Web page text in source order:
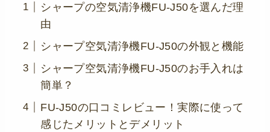
シャープの空気清浄機FU-J50を選んだ理
由
シャープ空気清浄機FU-J50の外観と機能
シャープ空気清浄機FU-J50のお手入れは
簡単？
FU-J50の口コミレビュー！実際に使って
感じたメリットとデメリット